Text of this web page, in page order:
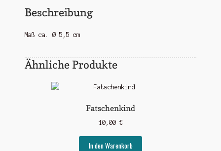
Beschreibung
Maß ca. Ø 5,5 cm
Ähnliche Produkte
Fatschenkind
10,00 €
In den Warenkorb